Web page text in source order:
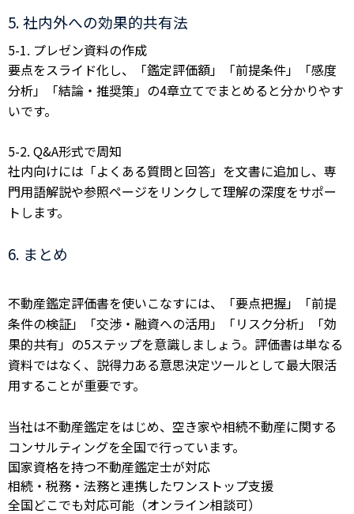
5. 社内外への効果的共有法
5-1. プレゼン資料の作成
要点をスライド化し、「鑑定評価額」「前提条件」「感度
分析」「結論・推奨策」の4章立てでまとめると分かりやす
いです。
5-2. Q&A形式で周知
社内向けには「よくある質問と回答」を文書に追加し、専
門用語解説や参照ページをリンクして理解の深度をサポー
トします。
6. まとめ
不動産鑑定評価書を使いこなすには、「要点把握」「前提
条件の検証」「交渉・融資への活用」「リスク分析」「効
果的共有」の5ステップを意識しましょう。評価書は単なる
資料ではなく、説得力ある意思決定ツールとして最大限活
用することが重要です。
当社は不動産鑑定をはじめ、空き家や相続不動産に関する
コンサルティングを全国で行っています。
国家資格を持つ不動産鑑定士が対応
相続・税務・法務と連携したワンストップ支援
全国どこでも対応可能（オンライン相談可）